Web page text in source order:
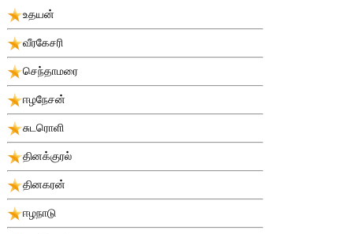
உதயன்
வீரகேசரி
செந்தாமரை
ஈழநேசன்
சுடரொளி
தினக்குரல்
தினகரன்
ஈழநாடு